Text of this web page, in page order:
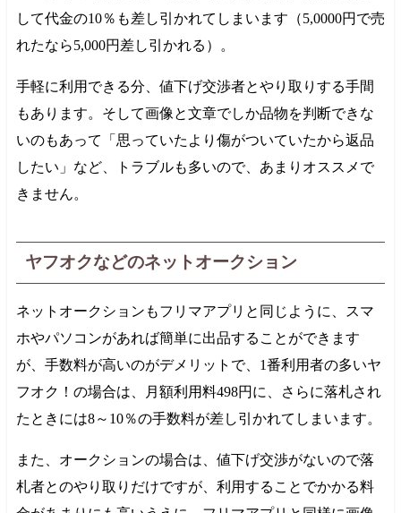
して代金の10％も差し引かれてしまいます（5,0000円 で売
れたなら5,000円 差し引かれる）。
手軽に利用できる分、値下げ交渉者とやり取りする手間
もあります。そして画像と文章でしか品物を判断できな
いのもあって「思っていたより傷がついていたから返品
したい」など、トラブルも多いので、あまりオススメで
きません。
ヤフオクなどのネットオークション
ネットオークションもフリマアプリと同じように、スマ
ホやパソコンがあれば簡単に出品することができます
が、手数料が高いのがデメリットで、1番利用者の多いヤ
フオク！の場合は、月額利用料498円 に、さらに落札され
たときには8～10％の手数料が差し引かれてしまいます。
また、オークションの場合は、値下げ交渉がないので落
札者とのやり取りだけですが、利用することでかかる料